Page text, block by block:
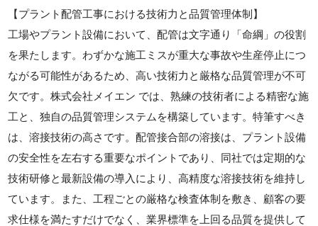
【プラント配管工事における技術力と品質管理体制】
工場やプラント設備において、配管は文字通り「命綱」の役割
を果たします。わずかな施工ミスが重大な事故や生産停止につ
ながる可能性があるため、高い技術力と厳格な品質管理が不可
欠です。株式会社メイエン では、熟練の技術者による精密な施
工と、独自の品質管理システムを構築しています。特筆すべき
は、溶接技術の高さです。配管接合部の溶接は、プラント設備
の安全性を左右する重要なポイントであり、同社では定期的な
技術研修と最新設備の導入により、高精度な溶接技術を維持し
ています。また、工程ごとの厳格な検査体制を敷き、顧客の要
求仕様を満たすだけでなく、業界標準を上回る品質を提供して